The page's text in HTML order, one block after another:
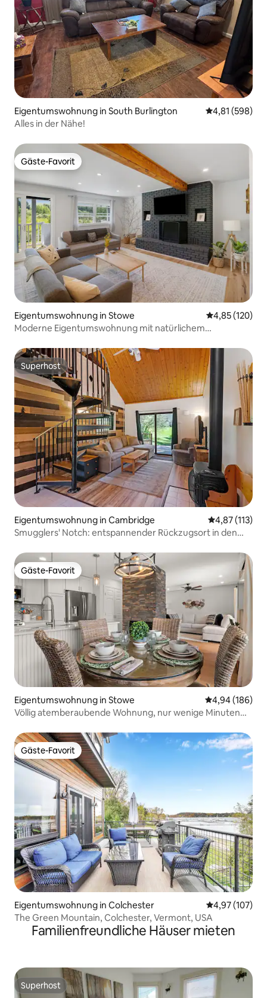
Eigentumswohnung in South Burlington
4,81 (598)
Alles in der Nähe!
Gäste-Favorit
Gäste-Favorit
Eigentumswohnung in Stowe
4,85 (120)
Moderne Eigentumswohnung mit natürlichem
Superhost
Superhost
Eigentumswohnung in Cambridge
4,87 (113)
Smugglers' Notch: entspannender Rückzugsort in den
Gäste-Favorit
Gäste-Favorit
Eigentumswohnung in Stowe
4,94 (186)
Völlig atemberaubende Wohnung, nur wenige Minuten
Gäste-Favorit
Gäste-Favorit
Eigentumswohnung in Colchester
4,97 (107)
The Green Mountain, Colchester, Vermont, USA
Familienfreundliche Häuser mieten
Superhost
Superhost